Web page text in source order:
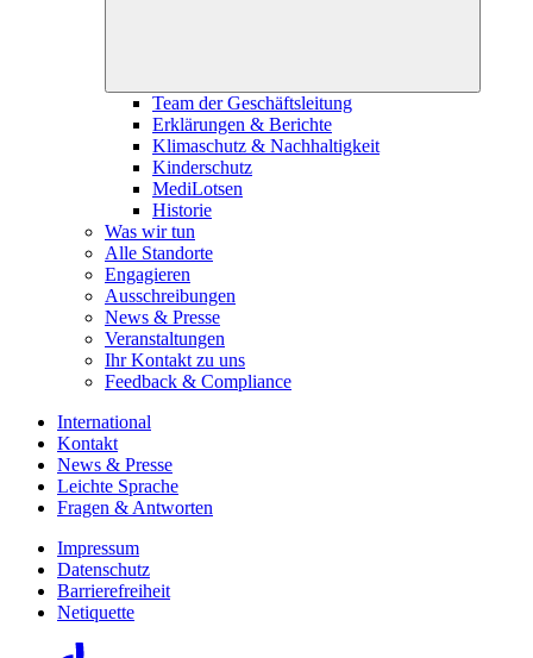
Team der Geschäftsleitung
Erklärungen & Berichte
Klimaschutz & Nachhaltigkeit
Kinderschutz
MediLotsen
Historie
Was wir tun
Alle Standorte
Engagieren
Ausschreibungen
News & Presse
Veranstaltungen
Ihr Kontakt zu uns
Feedback & Compliance
International
Kontakt
News & Presse
Leichte Sprache
Fragen & Antworten
Impressum
Datenschutz
Barrierefreiheit
Netiquette